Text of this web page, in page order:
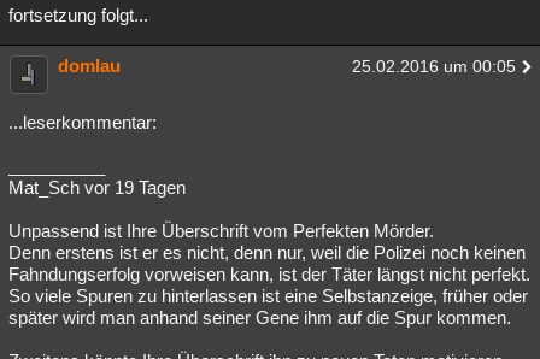
fortsetzung folgt...
domlau 25.02.2016 um 00:05
...leserkommentar:
Mat_Sch vor 19 Tagen
Unpassend ist Ihre Überschrift vom Perfekten Mörder.
Denn erstens ist er es nicht, denn nur, weil die Polizei noch keinen
Fahndungserfolg vorweisen kann, ist der Täter längst nicht perfekt.
So viele Spuren zu hinterlassen ist eine Selbstanzeige, früher oder
später wird man anhand seiner Gene ihm auf die Spur kommen.